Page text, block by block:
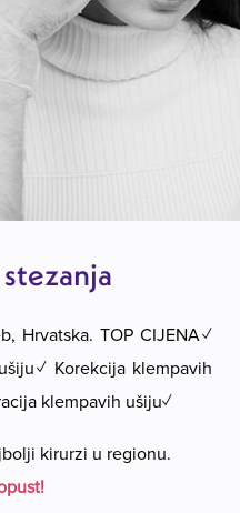
Hrvatska. TOP CIJENA✓
Korekcija klempavih
klempavih ušiju✓
kirurzi u regionu.